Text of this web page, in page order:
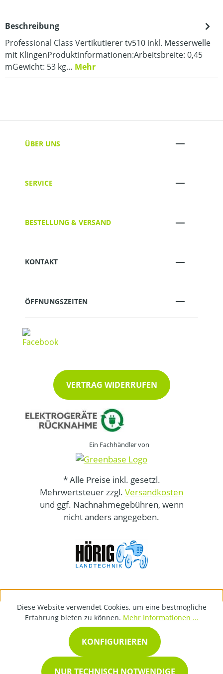
Beschreibung
Professional Class Vertikutierer tv510 inkl. Messerwelle
mit KlingenProduktinformationen:Arbeitsbreite: 0,45
mGewicht: 53 kg… Mehr
ÜBER UNS
SERVICE
BESTELLUNG & VERSAND
KONTAKT
ÖFFNUNGSZEITEN
VERTRAG WIDERRUFEN
Ein Fachhändler von
* Alle Preise inkl. gesetzl.
Mehrwertsteuer zzgl. Versandkosten
und ggf. Nachnahmegebühren, wenn
nicht anders angegeben.
Diese Website verwendet Cookies, um eine bestmögliche
Erfahrung bieten zu können. Mehr Informationen ...
NUR TECHNISCH NOTWENDIGE
KONFIGURIEREN